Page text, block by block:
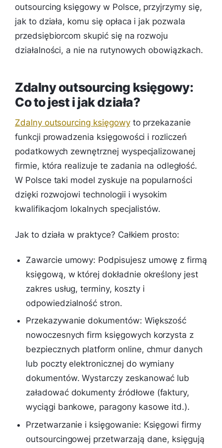
outsourcing księgowy w Polsce, przyjrzymy się,
jak to działa, komu się opłaca i jak pozwala
przedsiębiorcom skupić się na rozwoju
działalności, a nie na rutynowych obowiązkach.
Zdalny outsourcing księgowy:
Co to jest i jak działa?
Zdalny outsourcing księgowyto przekazanie
funkcji prowadzenia księgowości i rozliczeń
podatkowych zewnętrznej wyspecjalizowanej
firmie, która realizuje te zadania na odległość.
W Polsce taki model zyskuje na popularności
dzięki rozwojowi technologii i wysokim
kwalifikacjom lokalnych specjalistów.
Jak to działa w praktyce? Całkiem prosto:
Zawarcie umowy: Podpisujesz umowę z firmą
księgową, w której dokładnie określony jest
zakres usług, terminy, koszty i
odpowiedzialność stron.
Przekazywanie dokumentów: Większość
nowoczesnych firm księgowych korzysta z
bezpiecznych platform online, chmur danych
lub poczty elektronicznej do wymiany
dokumentów. Wystarczy zeskanować lub
załadować dokumenty źródłowe (faktury,
wyciągi bankowe, paragony kasowe itd.).
Przetwarzanie i księgowanie: Księgowi firmy
outsourcingowej przetwarzają dane, księgują